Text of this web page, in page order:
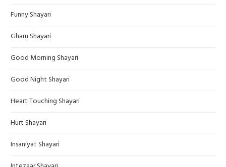
Funny Shayari
Gham Shayari
Good Morning Shayari
Good Night Shayari
Heart Touching Shayari
Hurt Shayari
Insaniyat Shayari